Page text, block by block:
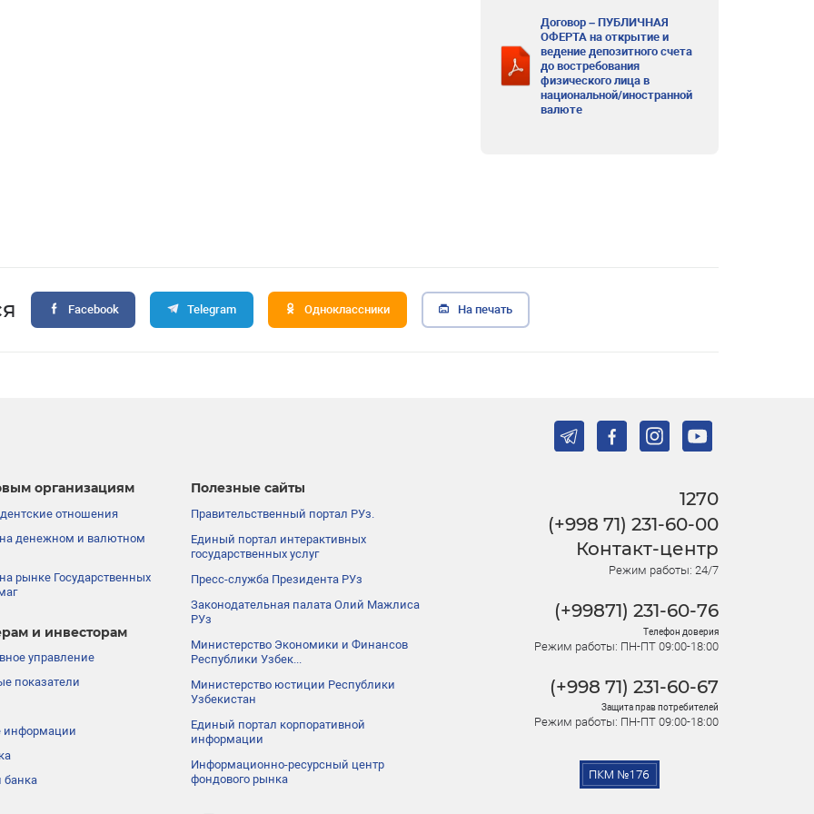
Договор – ПУБЛИЧНАЯ
ОФЕРТА на открытие и
ведение депозитного счета
до востребования
физического лица в
национальной/иностранной
валюте
Facebook Telegram Одноклассники На печать
организациям
отношения
денежном и валютном
рынке Государственных
и инвесторам
управление
показатели
информации
банка
Полезные сайты
Правительственный портал РУз.
Единый портал интерактивных
государственных услуг
Пресс-служба Президента РУз
Законодательная палата Олий Мажлиса
РУз
Министерство Экономики и Финансов
Республики Узбек...
Министерство юстиции Республики
Узбекистан
Единый портал корпоративной
информации
Информационно-ресурсный центр
фондового рынка
1270
(+998 71) 231-60-00
Контакт-центр
Режим работы: 24/7
(+99871) 231-60-76
Телефон доверия
Режим работы: ПН-ПТ 09:00-18:00
(+998 71) 231-60-67
Защита прав потребителей
Режим работы: ПН-ПТ 09:00-18:00